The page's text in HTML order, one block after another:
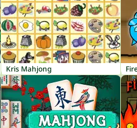
Kris Mahjong